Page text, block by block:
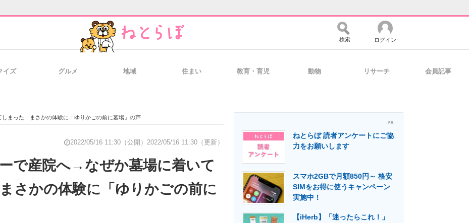
経営リーダーのコミュニティ マーケ×ITの今がよく分かる
けIT製品の総合サイト IT製品の技術・比較・事例 製造業のIT導入・活用を支援
検索 ログイン
イズ グルメ 地域 住まい 教育・育児 動物 リサーチ 会員記事
まった まさかの体験に「ゆりかごの前に墓場」の声
2022/05/16 11:30（公開） 2022/05/16 11:30（更新）
で産院へ→なぜか墓場に着いて
さかの体験に「ゆりかごの前に
- PR -
ねとらぼ 読者アンケートにご協
力をお願いします
スマホ2GBで月額850円～ 格安
SIMをお得に使うキャンペーン
実施中！
【iHerb】「迷ったらこれ！」